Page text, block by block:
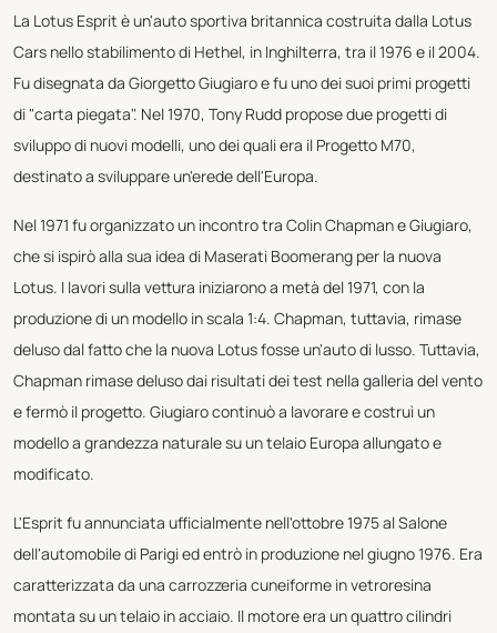
La Lotus Esprit è un'auto sportiva britannica costruita dalla Lotus
Cars nello stabilimento di Hethel, in Inghilterra, tra il 1976 e il 2004.
Fu disegnata da Giorgetto Giugiaro e fu uno dei suoi primi progetti
di "carta piegata". Nel 1970, Tony Rudd propose due progetti di
sviluppo di nuovi modelli, uno dei quali era il Progetto M70,
destinato a sviluppare un'erede dell'Europa.
Nel 1971 fu organizzato un incontro tra Colin Chapman e Giugiaro,
che si ispirò alla sua idea di Maserati Boomerang per la nuova
Lotus. I lavori sulla vettura iniziarono a metà del 1971, con la
produzione di un modello in scala 1:4. Chapman, tuttavia, rimase
deluso dal fatto che la nuova Lotus fosse un'auto di lusso. Tuttavia,
Chapman rimase deluso dai risultati dei test nella galleria del vento
e fermò il progetto. Giugiaro continuò a lavorare e costruì un
modello a grandezza naturale su un telaio Europa allungato e
modificato.
L'Esprit fu annunciata ufficialmente nell'ottobre 1975 al Salone
dell'automobile di Parigi ed entrò in produzione nel giugno 1976. Era
caratterizzata da una carrozzeria cuneiforme in vetroresina
montata su un telaio in acciaio. Il motore era un quattro cilindri